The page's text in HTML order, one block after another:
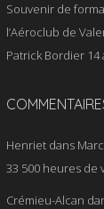
Souvenir de
l’Aéroclub de
Patrick Bordier 14
Henriet dans
33 500 heures de
Crémieu-Alcan